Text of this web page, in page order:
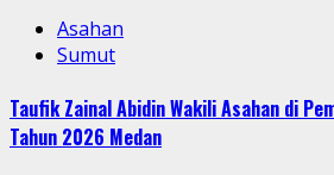
Asahan
Sumut
Taufik Zainal Abidin Wakili Asahan di
Tahun 2026 Medan